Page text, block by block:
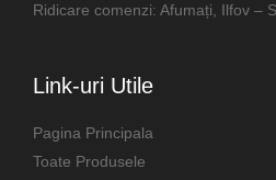
Ridicare comenzi: Afumați, Ilfov –
Link-uri Utile
Pagina Principala
Toate Produsele